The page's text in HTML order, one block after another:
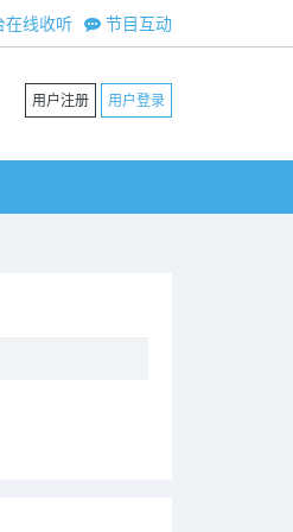
节目互动
线收听
用户注册 用户登录